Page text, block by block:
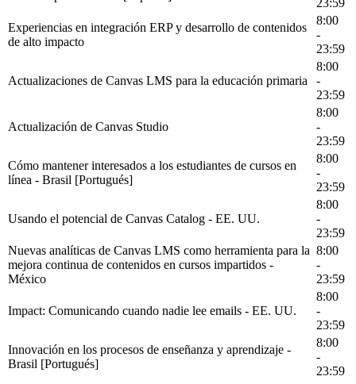
23:59
Experiencias en integración ERP y desarrollo de contenidos
de alto impacto
8:00
-
23:59
Actualizaciones de Canvas LMS para la educación primaria
8:00
-
23:59
Actualización de Canvas Studio
8:00
-
23:59
Cómo mantener interesados a los estudiantes de cursos en
línea - Brasil [Portugués]
8:00
-
23:59
Usando el potencial de Canvas Catalog - EE. UU.
8:00
-
23:59
Nuevas analíticas de Canvas LMS como herramienta para la
mejora continua de contenidos en cursos impartidos -
México
8:00
-
23:59
Impact: Comunicando cuando nadie lee emails - EE. UU.
8:00
-
23:59
Innovación en los procesos de enseñanza y aprendizaje -
Brasil [Portugués]
8:00
-
23:59